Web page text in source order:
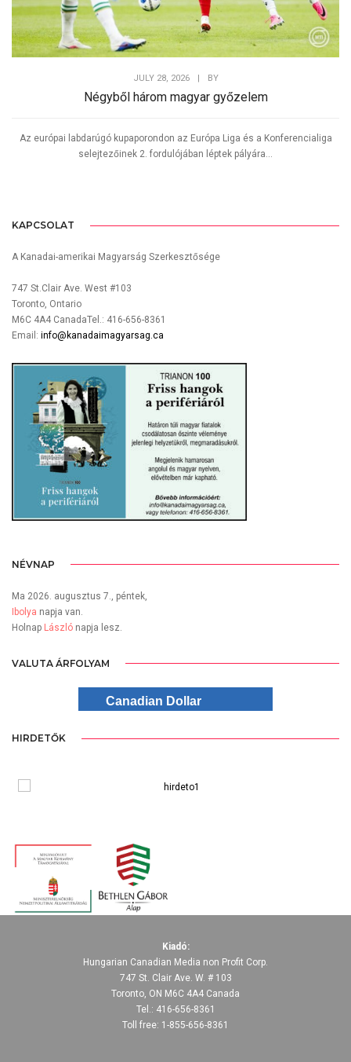
JULY 28, 2026 BY
Négyből három magyar győzelem
Az európai labdarúgó kupaporondon az Európa Liga és a Konferencialiga
selejtezőinek 2. fordulójában léptek pályára...
KAPCSOLAT
A Kanadai-amerikai Magyarság Szerkesztősége
747 St.Clair Ave. West #103
Toronto, Ontario
M6C 4A4 CanadaTel.: 416-656-8361
Email: info@kanadaimagyarsag.ca
NÉVNAP
Ma 2026. augusztus 7., péntek,
Ibolya napja van.
Holnap László napja lesz.
VALUTA ÁRFOLYAM
Canadian Dollar
HIRDETŐK
Kiadó:
Hungarian Canadian Media non Profit Corp.
747 St. Clair Ave. W. # 103
Toronto, ON M6C 4A4 Canada
Tel.: 416-656-8361
Toll free: 1-855-656-8361